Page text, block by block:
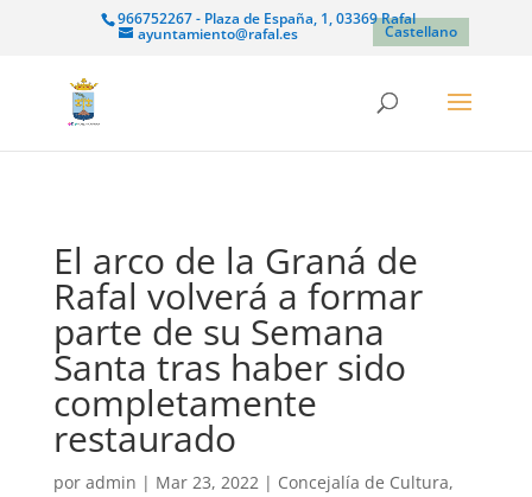
966752267 - Plaza de España, 1, 03369 Rafal
ayuntamiento@rafal.es Castellano
El arco de la Graná de
Rafal volverá a formar
parte de su Semana
Santa tras haber sido
completamente
restaurado
por admin | Mar 23, 2022| Concejalía de Cultura,